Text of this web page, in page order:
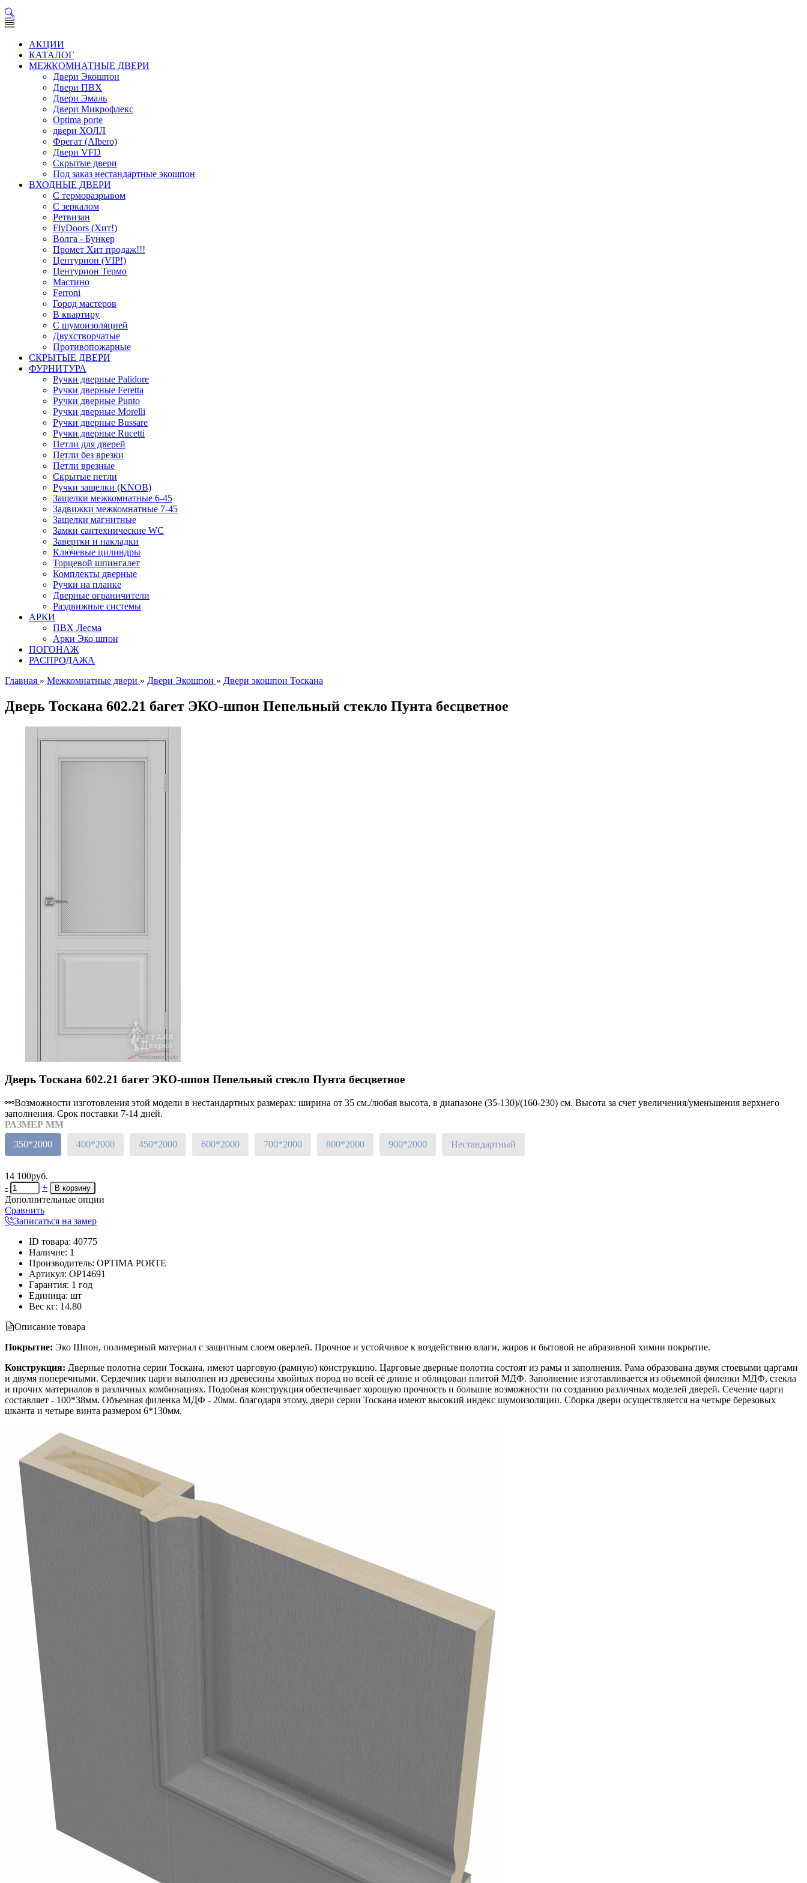
АКЦИИ
КАТАЛОГ
МЕЖКОМНАТНЫЕ ДВЕРИ
Двери Экошпон
Двери ПВХ
Двери Эмаль
Двери Микрофлекс
Optima porte
двери ХОЛЛ
Фрегат (Albero)
Двери VFD
Скрытые двери
Под заказ нестандартные экошпон
ВХОДНЫЕ ДВЕРИ
С терморазрывом
С зеркалом
Ретвизан
FlyDoors (Хит!)
Волга - Бункер
Промет Хит продаж!!!
Центурион (VIP!)
Центурион Термо
Мастино
Ferroni
Город мастеров
В квартиру
С шумоизоляцией
Двухстворчатые
Противопожарные
СКРЫТЫЕ ДВЕРИ
ФУРНИТУРА
Ручки дверные Palidore
Ручки дверные Feretta
Ручки дверные Punto
Ручки дверные Morelli
Ручки дверные Bussare
Ручки дверные Rucetti
Петли для дверей
Петли без врезки
Петли врезные
Скрытые петли
Ручки защелки (KNOB)
Защелки межкомнатные 6-45
Задвижки межкомнатные 7-45
Защелки магнитные
Замки сантехнические WC
Завертки и накладки
Ключевые цилиндры
Торцевой шпингалет
Комплекты дверные
Ручки на планке
Дверные ограничители
Раздвижные системы
АРКИ
ПВХ Лесма
Арки Эко шпон
ПОГОНАЖ
РАСПРОДАЖА
Главная » Межкомнатные двери » Двери Экошпон » Двери экошпон Тоскана
Дверь Тоскана 602.21 багет ЭКО-шпон Пепельный стекло Пунта бесцветное
Дверь Тоскана 602.21 багет ЭКО-шпон Пепельный стекло Пунта бесцветное
Возможности изготовления этой модели в нестандартных размерах: ширина от 35 см./любая высота, в диапазоне (35-130)/(160-230) см. Высота за счет увеличения/уменьшения верхнего
заполнения. Срок поставки 7-14 дней.
РАЗМЕР ММ
350*2000
400*2000 450*2000 600*2000 700*2000 800*2000 900*2000 Нестандартный
14 100руб.
-
+
Дополнительные опции
Сравнить
Записаться на замер
ID товара: 40775
Наличие: 1
Производитель: OPTIMA PORTE
Артикул: OP14691
Гарантия: 1 год
Единица: шт
Вес кг: 14.80
Описание товара
Покрытие: Эко Шпон, полимерный материал с защитным слоем оверлей. Прочное и устойчивое к воздействию влаги, жиров и бытовой не абразивной химии покрытие.
Конструкция: Дверные полотна серии Тоскана, имеют царговую (рамную) конструкцию. Царговые дверные полотна состоят из рамы и заполнения. Рама образована двумя стоевыми царгами
и двумя поперечными. Сердечник царги выполнен из древесины хвойных пород по всей её длине и облицован плитой МДФ. Заполнение изготавливается из объемной филенки МДФ, стекла
и прочих материалов в различных комбинациях. Подобная конструкция обеспечивает хорошую прочность и большие возможности по созданию различных моделей дверей. Сечение царги
составляет - 100*38мм. Объемная филенка МДФ - 20мм. благодаря этому, двери серии Тоскана имеют высокий индекс шумоизоляции. Сборка двери осуществляется на четыре березовых
шканта и четыре винта размером 6*130мм.